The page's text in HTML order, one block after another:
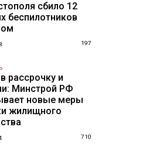
сбило 12
беспилотников
197
рассрочку и
Минстрой РФ
новые меры
жилищного
710